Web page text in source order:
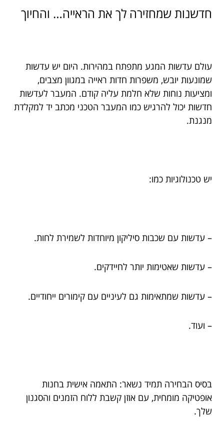
חדשנות שמחזירה לך את הראייה… והחיוך
עולם עדשות המגע מתפתח במהירות. היום יש עדשות
שמונעות יובש, משפרות חדות ראייה במגוון מצבים,
ומציעות נוחות שלא חלמת עליה קודם. המעבר לעדשות
חדשות יכול להרגיש כמו המעבר הטכני מכתב יד למקלדת
מנגנת.
יש טכנולוגיות כמו:
– עדשות עם שכבות סיליקון מיוחדות לשמירת לחות.
– עדשות שאטימות יותר לחיידקים.
– עדשות שמתאימות גם לעיניים עם קימורים ייחודיים.
– ועוד.
בסיס הבחירה תמיד נשאר: התאמה אישית בחנות
אופטיקה מומחית, עם אוזן קשבת ללוח הזמנים והסגנון
שלך.